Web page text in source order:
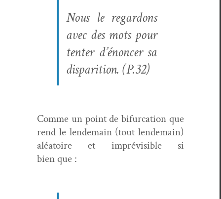
Nous le regar­dons
avec des mots pour
ten­ter d’énoncer sa
dis­pari­tion. (P.32)
Comme un point de bifur­ca­tion que
rend le lende­main (tout lende­main)
aléa­toire et imprévis­i­ble si
bien que :